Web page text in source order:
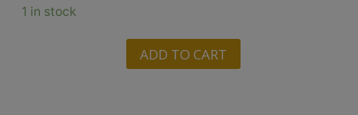
1 in stock
ADD TO CART